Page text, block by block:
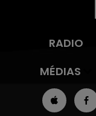
RADIO
MÉDIAS